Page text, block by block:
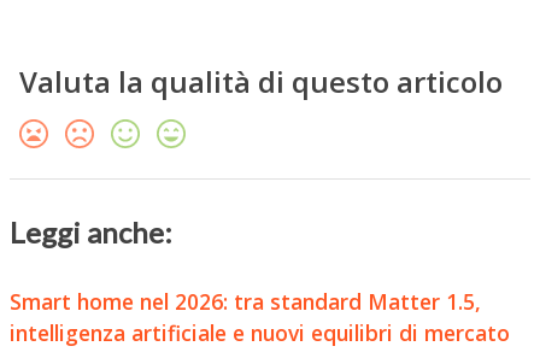
Valuta la qualità di questo articolo
Leggi anche:
Smart home nel 2026: tra standard Matter 1.5,
intelligenza artificiale e nuovi equilibri di mercato